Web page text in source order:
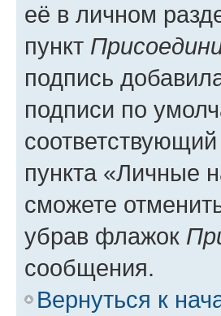
её в личном
пункт
подпись
подписи по
пункта «Личные
сможете
убрав флажок
сообщения.
Вернуться к